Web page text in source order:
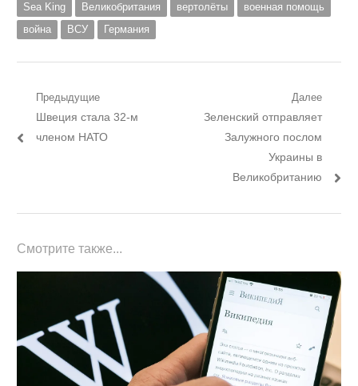
Sea King Великобритания вертолёты
военная помощь
война
ВСУ Германия
Навигация
по
Предыдущие
Предыдущий
пост:
Швеция стала 32-м
членом НАТО
Далее
Следующий
пост:
Зеленский отправляет
Залужного послом
Украины в
Великобританию
Смотрите также...